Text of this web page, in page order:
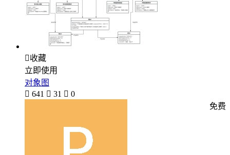
收藏
立即使用
对象图
 641  31  0
免费